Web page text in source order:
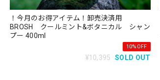
！今月のお得アイテム！卸売決済用
BROSH クールミント&ボタニカル シャン
プー 400ml
10%OFF
¥10,395 SOLD OUT